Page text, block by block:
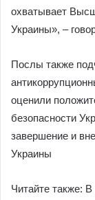
охватывает
Украины», –
Послы также
оценили
безопасности
завершение и
Украины
Читайте также: В